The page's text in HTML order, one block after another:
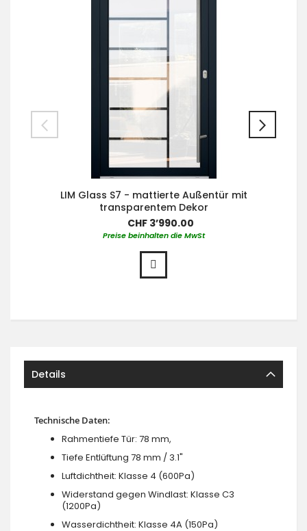
LIM Glass S7 - mattierte Außentür mit
transparentem Dekor
CHF 3’990.00
Preise beinhalten die MwSt
Details